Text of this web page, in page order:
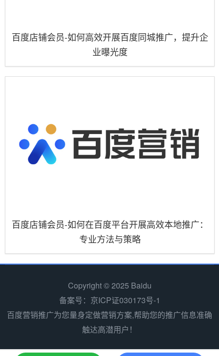
百度店铺会员-如何高效开展百度同城推广，提升企
业曝光度
百度店铺会员-如何在百度平台开展高效本地推广：
专业方法与策略
Copyright © 2025 Baidu
备案号：京ICP证030173号-1
百度营销推广为您量身定做营销方案,帮助您的推广信息准确
触达高潜用户！